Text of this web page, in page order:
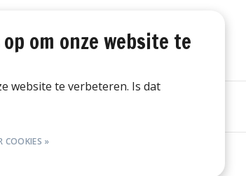
om onze website te
website te verbeteren. Is dat
COOKIES »